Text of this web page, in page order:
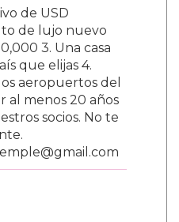
de USD
de lujo nuevo
3. Una casa
que elijas 4.
aeropuertos del
al menos 20 años
socios. No te